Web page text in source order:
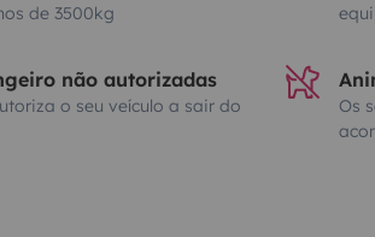
de 3500kg
não autorizadas
o seu veículo a sair do
Os